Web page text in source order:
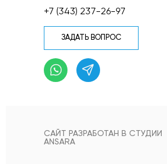
САЙТ РАЗРАБОТАН В СТУДИИ
ANSARA
ЗАДАТЬ ВОПРОС
+7 (343) 237-26-97